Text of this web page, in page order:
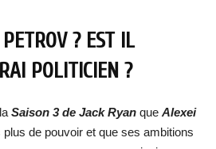
? EST IL
POLITICIEN ?
Saison 3 de Jack Ryan que Alexei
de pouvoir et que ses ambitions